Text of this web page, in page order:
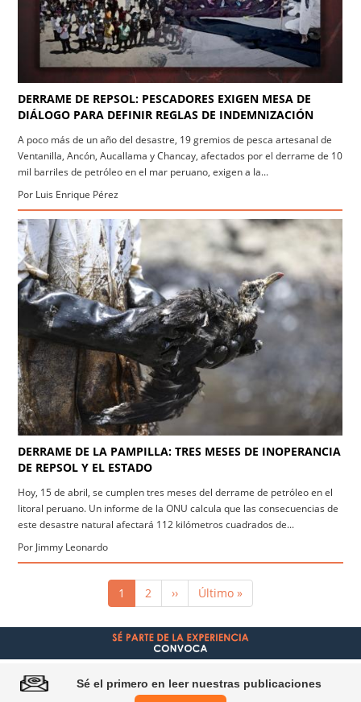
DERRAME DE REPSOL: PESCADORES EXIGEN MESA DE
DIÁLOGO PARA DEFINIR REGLAS DE INDEMNIZACIÓN
A poco más de un año del desastre, 19 gremios de pesca artesanal de
Ventanilla, Ancón, Aucallama y Chancay, afectados por el derrame de 10
mil barriles de petróleo en el mar peruano, exigen a la...
Por Luis Enrique Pérez
DERRAME DE LA PAMPILLA: TRES MESES DE INOPERANCIA
DE REPSOL Y EL ESTADO
Hoy, 15 de abril, se cumplen tres meses del derrame de petróleo en el
litoral peruano. Un informe de la ONU calcula que las consecuencias de
este desastre natural afectará 112 kilómetros cuadrados de...
Por Jimmy Leonardo
Página
actual
1 Página
2
Siguiente
página
››
Última
página
Último »
Sé el primero en leer nuestras publicaciones